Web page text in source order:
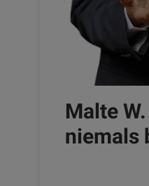
Malte
niemals